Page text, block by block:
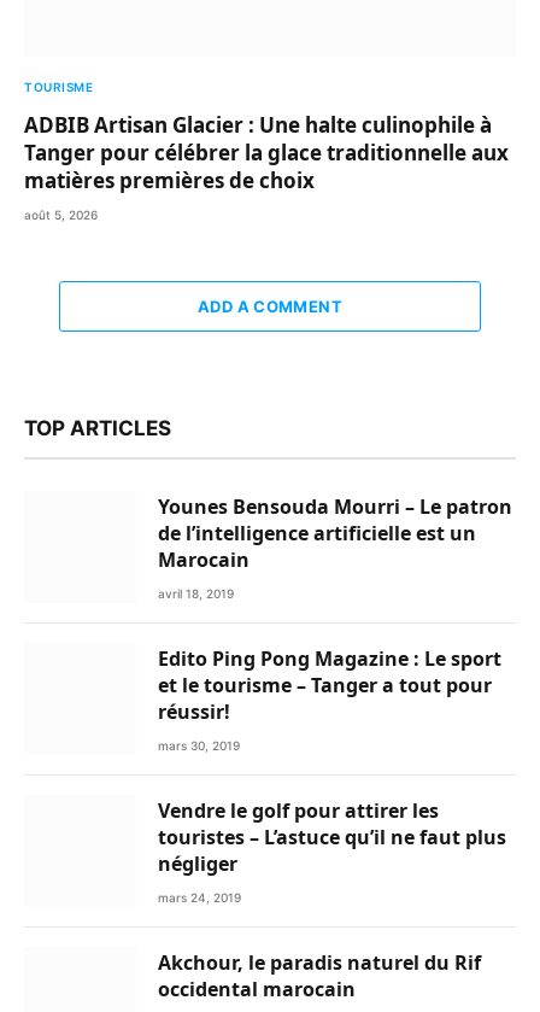
TOURISME
ADBIB Artisan Glacier : Une halte culinophile à
Tanger pour célébrer la glace traditionnelle aux
matières premières de choix
août 5, 2026
ADD A COMMENT
TOP ARTICLES
Younes Bensouda Mourri – Le patron
de l’intelligence artificielle est un
Marocain
avril 18, 2019
Edito Ping Pong Magazine : Le sport
et le tourisme – Tanger a tout pour
réussir!
mars 30, 2019
Vendre le golf pour attirer les
touristes – L’astuce qu’il ne faut plus
négliger
mars 24, 2019
Akchour, le paradis naturel du Rif
occidental marocain